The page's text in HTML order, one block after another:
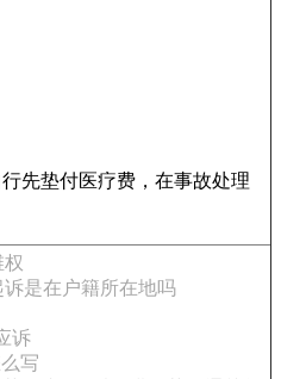
先垫付医疗费，在事故处理
诉是在户籍所在地吗
诉
写